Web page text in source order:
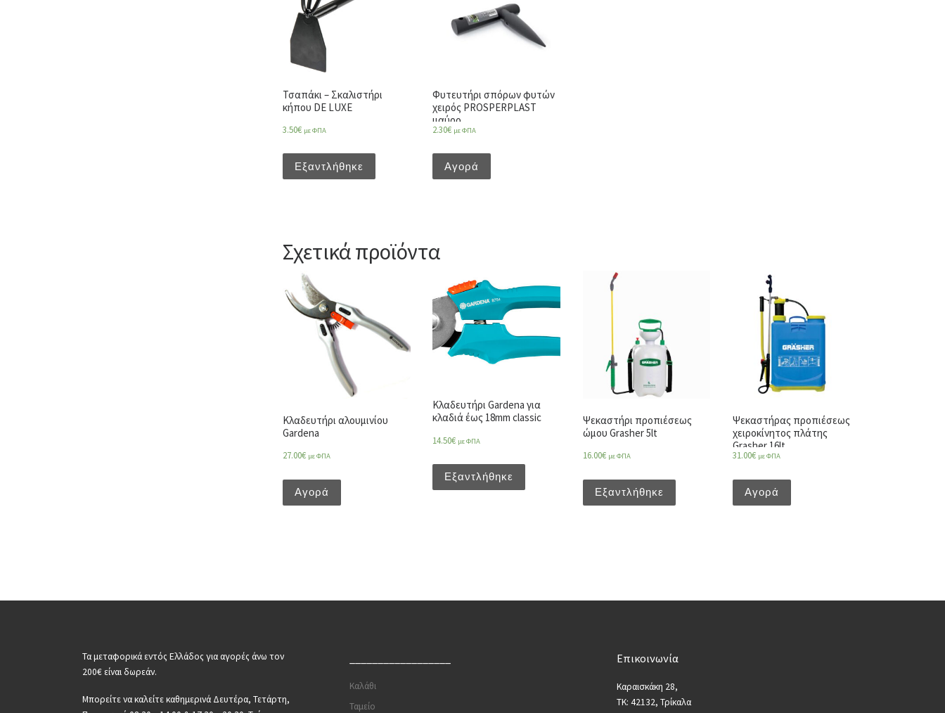
Τσαπάκι – Σκαλιστήρι
κήπου DE LUXE
3.50€ με ΦΠΑ
Εξαντλήθηκε
Φυτευτήρι σπόρων φυτών
χειρός PROSPERPLAST
μαύρο
2.30€ με ΦΠΑ
Αγορά
Σχετικά προϊόντα
Κλαδευτήρι αλουμινίου
Gardena
27.00€ με ΦΠΑ
Αγορά
Κλαδευτήρι Gardena για
κλαδιά έως 18mm classic
14.50€ με ΦΠΑ
Εξαντλήθηκε
Ψεκαστήρι προπιέσεως
ώμου Grasher 5lt
16.00€ με ΦΠΑ
Εξαντλήθηκε
Ψεκαστήρας προπιέσεως
χειροκίνητος πλάτης
Grasher 16lt
31.00€ με ΦΠΑ
Αγορά
Τα μεταφορικά εντός Ελλάδος για αγορές άνω τον
200€ είναι δωρεάν.
Μπορείτε να καλείτε καθημερινά Δευτέρα, Τετάρτη,
Καλάθι
Ταμείο
Επικοινωνία
Καραισκάκη 28,
ΤΚ: 42132, Τρίκαλα